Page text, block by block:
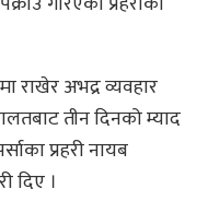
राखेर अभद्र व्यवहार
तीन दिनको म्याद
प्रहरी नायब
दिए ।